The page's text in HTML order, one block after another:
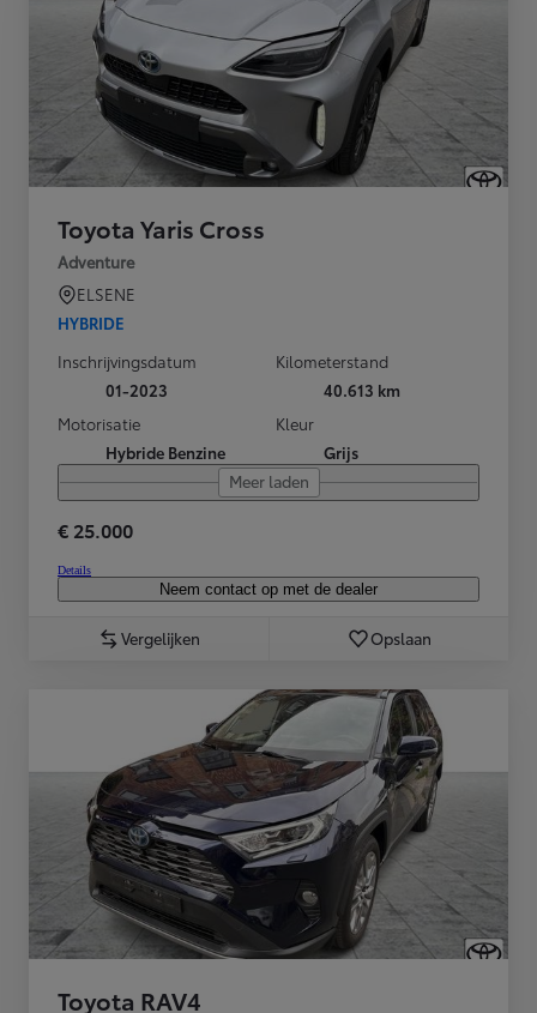
Toyota Yaris Cross
Adventure
ELSENE
HYBRIDE
Inschrijvingsdatum
01-2023
Kilometerstand
40.613 km
Motorisatie
Hybride Benzine
Kleur
Grijs
Meer laden
€ 25.000
Details
Neem contact op met de dealer
Vergelijken Opslaan
Toyota RAV4